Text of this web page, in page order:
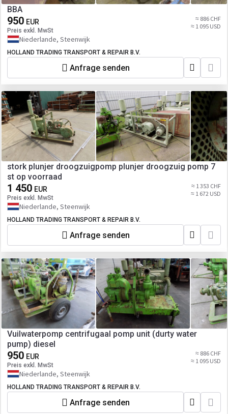
BBA
950 EUR
Preis exkl. MwSt
≈ 886 CHF
≈ 1 095 USD
Niederlande, Steenwijk
HOLLAND TRADING TRANSPORT & REPAIR B.V.
Anfrage senden
stork plunjer droogzuigpomp plunjer droogzuig pomp 7
st op voorraad
1 450 EUR
Preis exkl. MwSt
≈ 1 353 CHF
≈ 1 672 USD
Niederlande, Steenwijk
HOLLAND TRADING TRANSPORT & REPAIR B.V.
Anfrage senden
Vuilwaterpomp centrifugaal pomp unit (durty water
pump) diesel
950 EUR
Preis exkl. MwSt
≈ 886 CHF
≈ 1 095 USD
Niederlande, Steenwijk
HOLLAND TRADING TRANSPORT & REPAIR B.V.
Anfrage senden